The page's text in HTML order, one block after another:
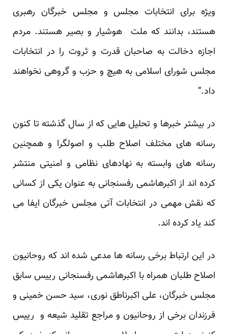
ویژه برای انتخابات مجلس و مجلس خبرگان رهبری
هستند، بدانند که ملت هوشیار و بصیر هستند. مردم
اجازه دخالت به صاحبان قدرت و ثروت را در انتخابات
مجلس شورای اسلامی به هیچ و حزب و گروهی نخواهند
داد.”
در بیشتر خبرها و تحلیل هایی که از سال گذشته تا کنون
رسانه های مختلف اصلاح طلب و اصولگرا و همچنین
رسانه های وابسته به نهادهای نظامی و امنیتی منتشر
کرده اند از اکبرهاشمی رفسنجانی به عنوان یکی از کسانی
که نقش مهمی در انتخابات آتی مجلس خبرگان ایفا می
کند یاد کرده اند.
در این ارتباط برخی رسانه ها مدعی شده اند که روحانیون
اصلاح طلبان همراه با اکبرهاشمی رفسنجانی رییس سابق
مجلس خبرگان، علی اکبرناطق نوری، سید حسن خمینی و
فرزندان برخی از روحانیون و مراجع تقلید شیعه و رییس